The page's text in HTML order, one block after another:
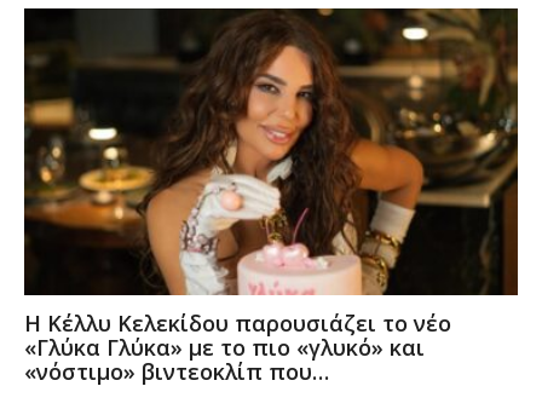
Η Κέλλυ Κελεκίδου παρουσιάζει το νέο
«Γλύκα Γλύκα» με το πιο «γλυκό» και
«νόστιμο» βιντεοκλίπ που…